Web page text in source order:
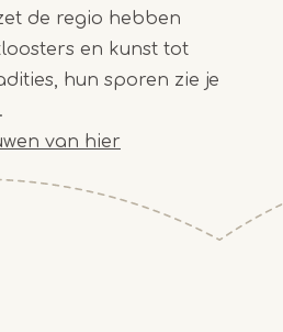
de regio hebben
en kunst tot
hun sporen zie je
van hier